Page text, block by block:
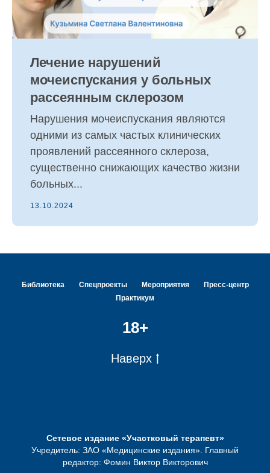
Лечение нарушений
мочеиспускания у больных
рассеянным склерозом
Нарушения мочеиспускания являются
одними из самых частых клинических
проявлений рассеянного склероза,
существенно снижающих качество жизни
больных...
13.10.2024
Библиотека Спецпроекты Мероприятия
Пресс-центр
Практикум
18+
Наверх
Сетевое издание «Участковый терапевт»
Учредитель: ЗАО «Медицинские издания». Главный
редактор: Фомин Виктор Викторович